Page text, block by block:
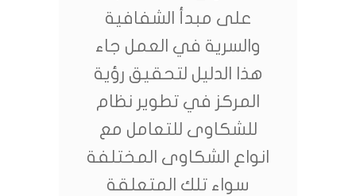
على مبدأ الشفافية
والسرية في العمل جاء
هذا الدليل لتحقيق رؤية
المركز في تطوير نظام
للشكاوى للتعامل مع
انواع الشكاوى المختلفة
سواء تلك المتعلقة